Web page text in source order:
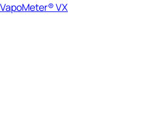
VapoMeter® VX